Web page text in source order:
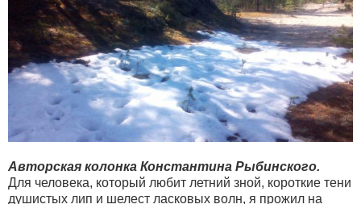
Авторская колонка Константина Рыбинского.
Для человека, который любит летний зной, короткие тени
душистых лип и шелест ласковых волн, я прожил на